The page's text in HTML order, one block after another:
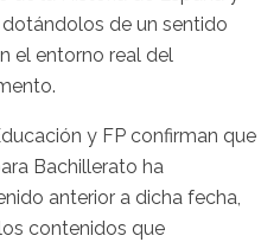
de un sentido
el entorno real del
y FP confirman que
Bachillerato ha
anterior a dicha fecha,
contenidos que